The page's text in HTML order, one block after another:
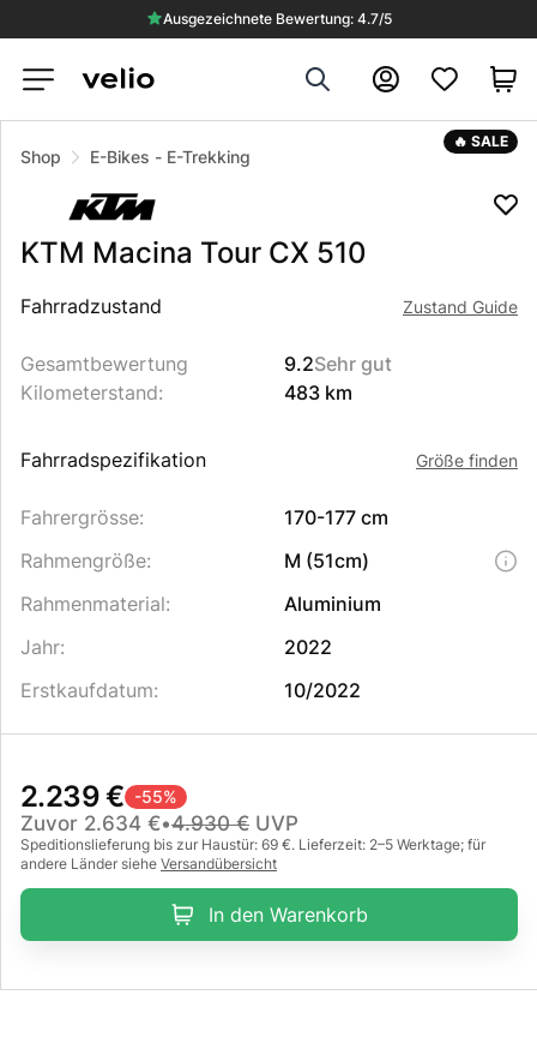
Ausgezeichnete Bewertung: 4.7/5
Search Konto
🔥 SALE
Shop E-Bikes - E-Trekking
KTM Macina Tour CX 510
Beschreibung des Produkts
Fahrradzustand Zustand Guide
Gesamtbewertung 9.2Sehr gut
Kilometerstand: 483 km
Fahrradspezifikation Größe finden
Fahrergrösse:
170-177 cm
Rahmengröße:
M (51cm)
Rahmenmaterial:
Aluminium
Jahr:
2022
Erstkaufdatum: 10/2022
2.239 € -55%
Zuvor 2.634 €•4.930 € UVP
Speditionslieferung bis zur Haustür: 69 €. Lieferzeit: 2–5 Werktage; für
andere Länder siehe Versandübersicht
In den Warenkorb